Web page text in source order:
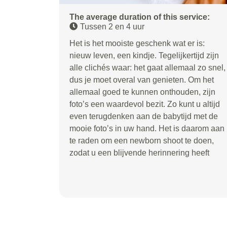
The average duration of this service:
Tussen 2 en 4 uur
Het is het mooiste geschenk wat er is:
nieuw leven, een kindje. Tegelijkertijd zijn
alle clichés waar: het gaat allemaal zo snel,
dus je moet overal van genieten. Om het
allemaal goed te kunnen onthouden, zijn
foto’s een waardevol bezit. Zo kunt u altijd
even terugdenken aan de babytijd met de
mooie foto’s in uw hand. Het is daarom aan
te raden om een newborn shoot te doen,
zodat u een blijvende herinnering heeft